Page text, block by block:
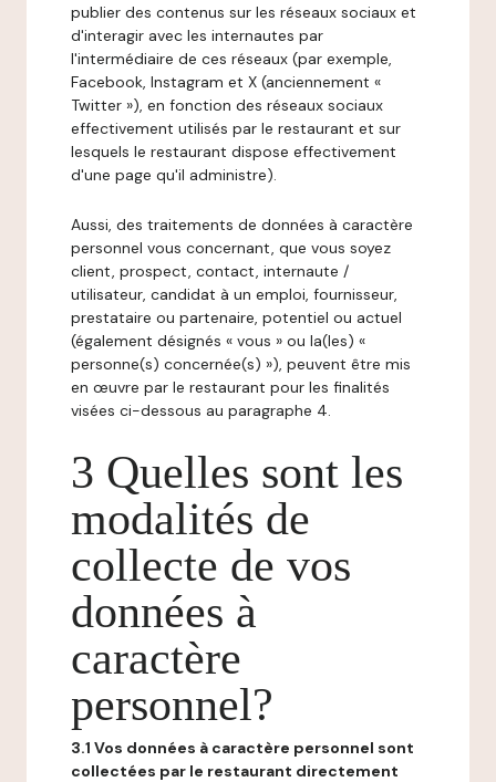
publier des contenus sur les réseaux sociaux et
d'interagir avec les internautes par
l'intermédiaire de ces réseaux (par exemple,
Facebook, Instagram et X (anciennement «
Twitter »), en fonction des réseaux sociaux
effectivement utilisés par le restaurant et sur
lesquels le restaurant dispose effectivement
d'une page qu'il administre).
Aussi, des traitements de données à caractère
personnel vous concernant, que vous soyez
client, prospect, contact, internaute /
utilisateur, candidat à un emploi, fournisseur,
prestataire ou partenaire, potentiel ou actuel
(également désignés « vous » ou la(les) «
personne(s) concernée(s) »), peuvent être mis
en œuvre par le restaurant pour les finalités
visées ci-dessous au paragraphe 4.
3 Quelles sont les
modalités de
collecte de vos
données à
caractère
personnel?
3.1 Vos données à caractère personnel sont
collectées par le restaurant directement